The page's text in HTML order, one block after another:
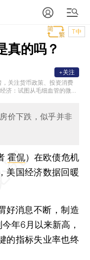
T中
真的吗？
，关注货币政策、投资消费
济：试图从毛细血管的微观
+关注
价下跌，似乎并非
霍侃）在欧债危机
美国经济数据回暖
消息不断，制造
年6月以来新高，
的指标失业率也终